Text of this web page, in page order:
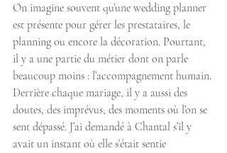
On imagine souvent qu’une wedding planner
est présente pour gérer les prestataires, le
planning ou encore la décoration. Pourtant,
il y a une partie du métier dont on parle
beaucoup moins : l’accompagnement humain.
Derrière chaque mariage, il y a aussi des
doutes, des imprévus, des moments où l’on se
sent dépassé. J’ai demandé à Chantal s’il y
avait un instant où elle s’était sentie